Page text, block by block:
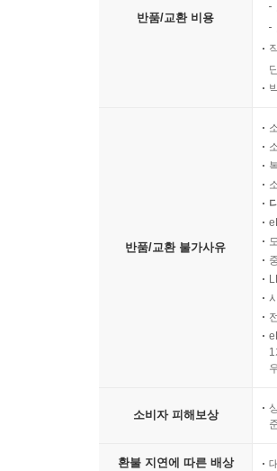
반품/교환 비용
반품/교환 불가사유
소비자 피해보상
환불 지연에 따른 배상